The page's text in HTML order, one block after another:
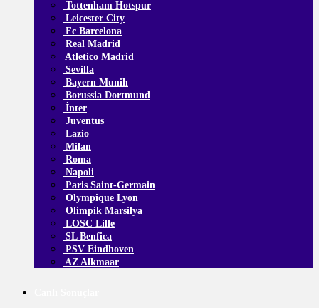
Tottenham Hotspur
Leicester City
Fc Barcelona
Real Madrid
Atletico Madrid
Sevilla
Bayern Munih
Borussia Dortmund
İnter
Juventus
Lazio
Milan
Roma
Napoli
Paris Saint-Germain
Olympique Lyon
Olimpik Marsilya
LOSC Lille
SL Benfica
PSV Eindhoven
AZ Alkmaar